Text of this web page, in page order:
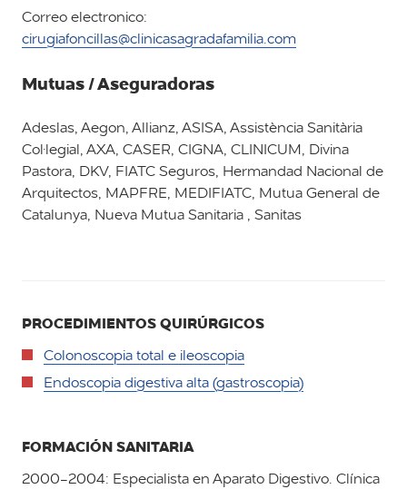
Correo electronico:
cirugiafoncillas@clinicasagradafamilia.com
Mutuas / Aseguradoras
Adeslas, Aegon, Allianz, ASISA, Assistència Sanitària
Col·legial, AXA, CASER, CIGNA, CLINICUM, Divina
Pastora, DKV, FIATC Seguros, Hermandad Nacional de
Arquitectos, MAPFRE, MEDIFIATC, Mutua General de
Catalunya, Nueva Mutua Sanitaria , Sanitas
PROCEDIMIENTOS QUIRÚRGICOS
Colonoscopia total e ileoscopia
Endoscopia digestiva alta (gastroscopia)
FORMACIÓN SANITARIA
2000-2004: Especialista en Aparato Digestivo. Clínica